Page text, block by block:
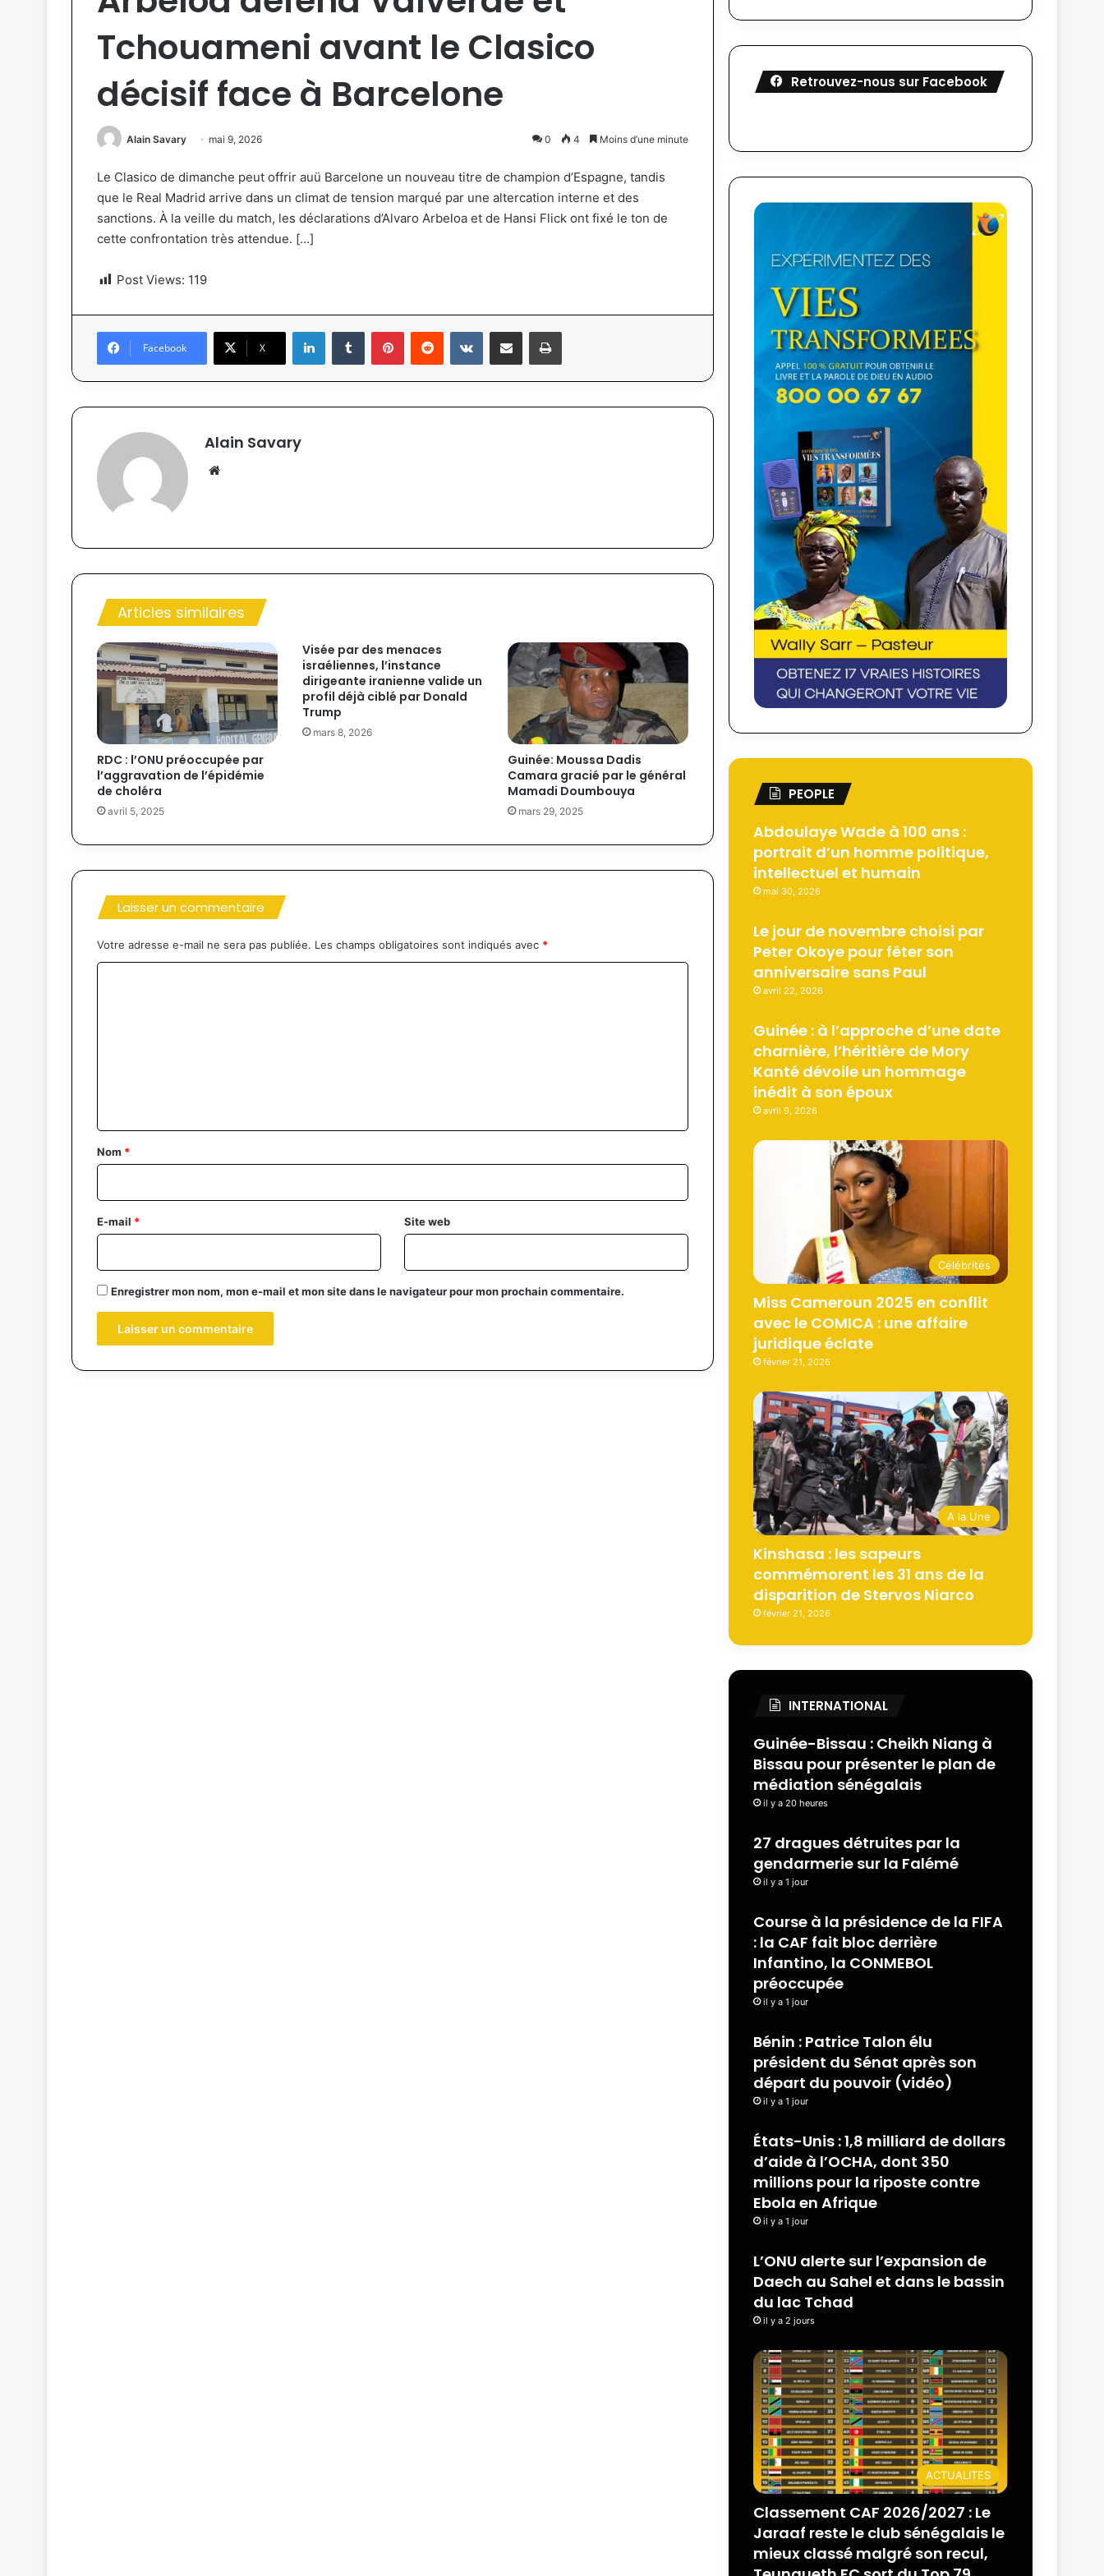
Tchouameni avant le Clasico
décisif face à Barcelone
Alain Savary mai 9, 2026 0 4 Moins d’une minute
Le Clasico de dimanche peut offrir auü Barcelone un nouveau titre de champion d’Espagne, tandis
que le Real Madrid arrive dans un climat de tension marqué par une altercation interne et des
sanctions. À la veille du match, les déclarations d’Alvaro Arbeloa et de Hansi Flick ont fixé le ton de
cette confrontation très attendue. […]
Post Views: 119
Facebook X
Alain Savary
Articles similaires
RDC : l’ONU préoccupée par
l’aggravation de l’épidémie
de choléra
avril 5, 2025
Visée par des menaces
israéliennes, l’instance
dirigeante iranienne valide un
profil déjà ciblé par Donald
Trump
mars 8, 2026
Guinée: Moussa Dadis
Camara gracié par le général
Mamadi Doumbouya
mars 29, 2025
Laisser un commentaire
Votre adresse e-mail ne sera pas publiée. Les champs obligatoires sont indiqués avec *
a
i
r
e
Nom *
E-mail * Site web
Enregistrer mon nom, mon e-mail et mon site dans le navigateur pour mon prochain commentaire.
Retrouvez-nous sur Facebook
PEOPLE
Abdoulaye Wade à 100 ans :
portrait d’un homme politique,
intellectuel et humain
mai 30, 2026
Le jour de novembre choisi par
Peter Okoye pour fêter son
anniversaire sans Paul
avril 22, 2026
Guinée : à l’approche d’une date
charnière, l’héritière de Mory
Kanté dévoile un hommage
inédit à son époux
avril 9, 2026
Célébrités
Miss Cameroun 2025 en conflit
avec le COMICA : une affaire
juridique éclate
février 21, 2026
A la Une
Kinshasa : les sapeurs
commémorent les 31 ans de la
disparition de Stervos Niarco
février 21, 2026
INTERNATIONAL
Guinée-Bissau : Cheikh Niang à
Bissau pour présenter le plan de
médiation sénégalais
il y a 20 heures
27 dragues détruites par la
gendarmerie sur la Falémé
il y a 1 jour
Course à la présidence de la FIFA
: la CAF fait bloc derrière
Infantino, la CONMEBOL
préoccupée
il y a 1 jour
Bénin : Patrice Talon élu
président du Sénat après son
départ du pouvoir (vidéo)
il y a 1 jour
États-Unis : 1,8 milliard de dollars
d’aide à l’OCHA, dont 350
millions pour la riposte contre
Ebola en Afrique
il y a 1 jour
L’ONU alerte sur l’expansion de
Daech au Sahel et dans le bassin
du lac Tchad
il y a 2 jours
ACTUALITES
Classement CAF 2026/2027 : Le
Jaraaf reste le club sénégalais le
mieux classé malgré son recul,